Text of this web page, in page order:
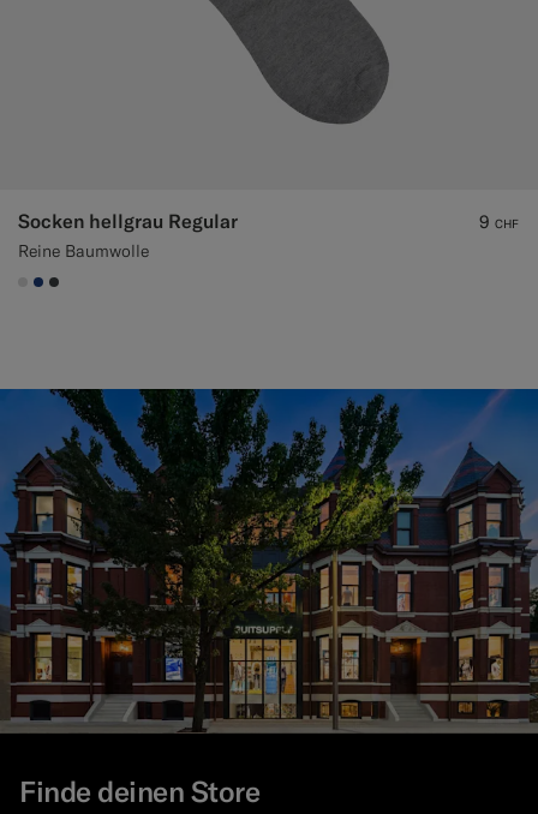
Socken hellgrau Regular
Reine Baumwolle
9 CHF
#D9DADA
#1C3D7A
#3d4043
Finde deinen Store